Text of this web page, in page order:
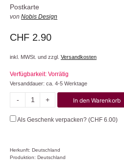
Postkarte
von Nobis Design
CHF 2.90
inkl. MWSt. und zzgl. Versandkosten
Verfügbarkeit: Vorrätig
Versanddauer: ca. 4-5 Werktage
-
grün
+ In den Warenkorb
Als Geschenk verpacken? (CHF 6.00)
Herkunft: Deutschland
Produktion: Deutschland